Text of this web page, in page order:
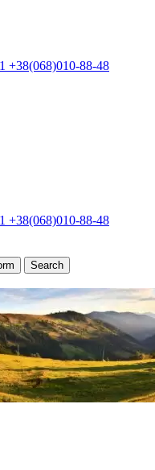
+38(068)010-88-48
+38(068)010-88-48
Search